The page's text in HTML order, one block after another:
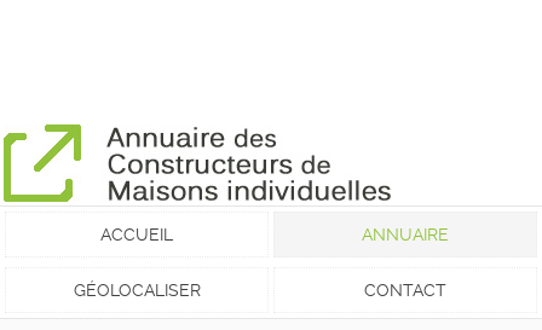
ACCUEIL ANNUAIRE
GÉOLOCALISER CONTACT